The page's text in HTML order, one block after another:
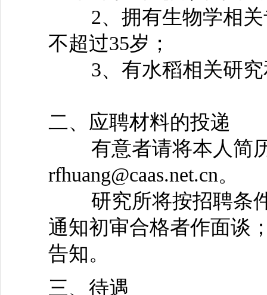
2、拥有生物学相关
不超过35岁；
3、有水稻相关研究
二、应聘材料的投递
有意者请将本人简历
rfhuang@caas.net.cn。
研究所将按招聘条件
通知初审合格者作面谈
告知。
三、待遇